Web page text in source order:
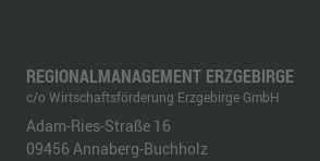
REGIONALMANAGEMENT ERZGEBIRGE
c/o Wirtschaftsförderung Erzgebirge GmbH
Adam-Ries-Straße 16
09456 Annaberg-Buchholz